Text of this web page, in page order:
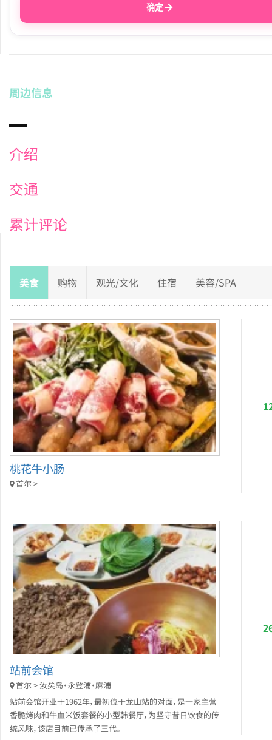
确定→
周边信息
介绍
交通
累计评论
美食 购物 观光/文化 住宿 美容/SPA
桃花牛小肠
首尔 >
站前会馆
首尔 > 汝矣岛・永登浦・麻浦
站前会馆开业于1962年，最初位于龙山站的对面，是一家主营
香脆烤肉和牛血米饭套餐的小型韩餐厅，为坚守昔日饮食的传
统风味，该店目前已传承了三代。